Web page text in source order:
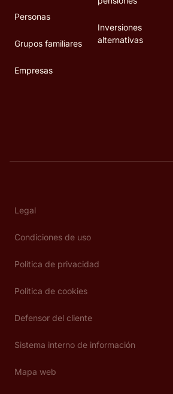
Personas
Grupos familiares
Empresas
Inversiones
alternativas
Legal
Condiciones de uso
Política de privacidad
Política de cookies
Defensor del cliente
Sistema interno de información
Mapa web